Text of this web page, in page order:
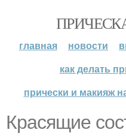
главная новости
как делать
прически и макияж
Красящие